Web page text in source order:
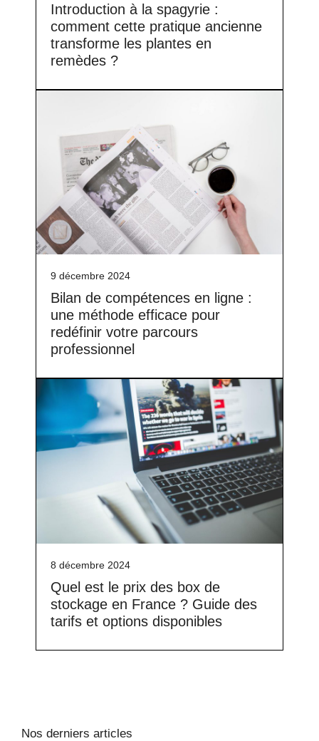
Introduction à la spagyrie :
comment cette pratique ancienne
transforme les plantes en
remèdes ?
9 décembre 2024
Bilan de compétences en ligne :
une méthode efficace pour
redéfinir votre parcours
professionnel
8 décembre 2024
Quel est le prix des box de
stockage en France ? Guide des
tarifs et options disponibles
Nos derniers articles